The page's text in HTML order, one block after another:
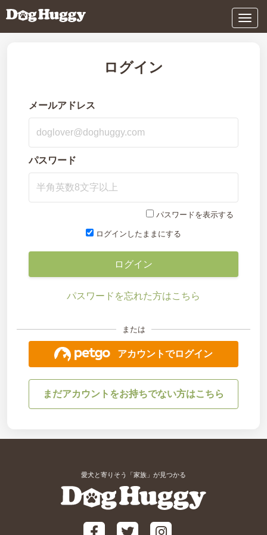
メ
ニ
ログイン
メールアドレス
パスワード
パスワードを表示する
ログインしたままにする
ログイン
パスワードを忘れた方はこちら
または
アカウントでログイン
まだアカウントをお持ちでない方はこちら
愛犬と寄りそう「家族」が見つかる